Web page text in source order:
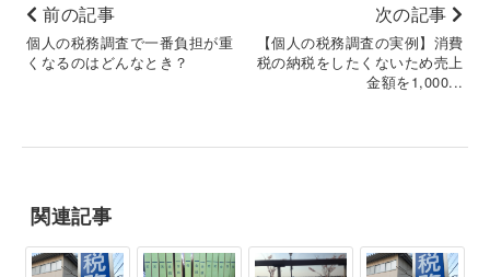
前の記事
個人の税務調査で一番負担が重
くなるのはどんなとき？
次の記事
【個人の税務調査の実例】消費
税の納税をしたくないため売上
金額を1,000...
関連記事